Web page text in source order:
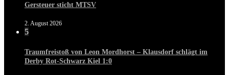
Gersteuer sticht MTSV
2. August 2026
5
Traumfreistoß von Leon Mordhorst – Klausdorf schlägt im
Derby Rot-Schwarz Kiel 1:0